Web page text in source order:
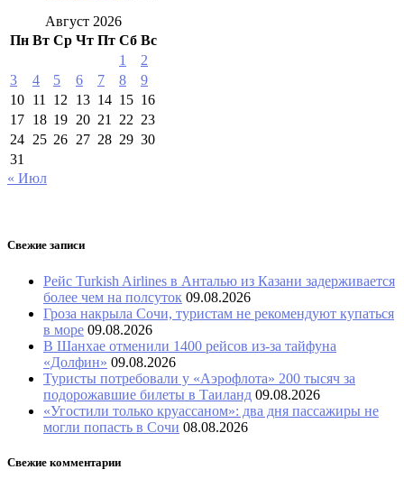
Август 2026
Пн Вт Ср Чт Пт Сб Вс
1
2
3
4 5 6 7 8
9
10 11 12 13 14 15 16
17 18 19 20 21 22 23
24 25 26 27 28 29 30
31
« Июл
Свежие записи
Рейс Turkish Airlines в Анталью из Казани задерживается
более чем на полсуток 09.08.2026
Гроза накрыла Сочи, туристам не рекомендуют купаться
в море 09.08.2026
В Шанхае отменили 1400 рейсов из-за тайфуна
«Долфин» 09.08.2026
Туристы потребовали у «Аэрофлота» 200 тысяч за
подорожавшие билеты в Таиланд 09.08.2026
«Угостили только круассаном»: два дня пассажиры не
могли попасть в Сочи 08.08.2026
Свежие комментарии